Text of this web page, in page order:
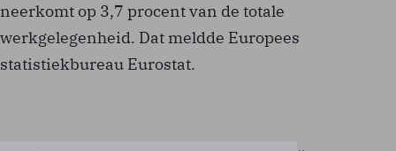
neerkomt op 3,7 procent van de totale
werkgelegenheid. Dat meldde Europees
statistiekbureau Eurostat.